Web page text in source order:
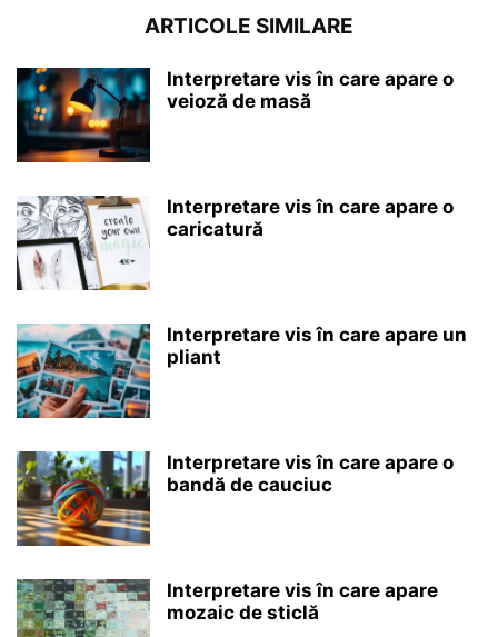
ARTICOLE SIMILARE
Interpretare vis în care apare o
veioză de masă
Interpretare vis în care apare o
caricatură
Interpretare vis în care apare un
pliant
Interpretare vis în care apare o
bandă de cauciuc
Interpretare vis în care apare
mozaic de sticlă